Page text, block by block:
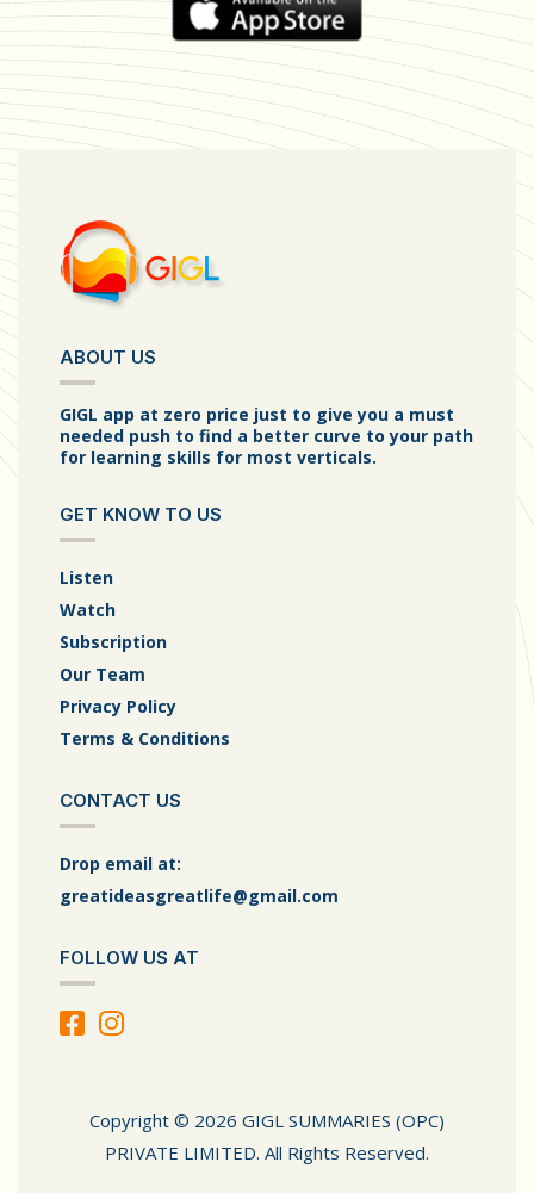
ABOUT US
GIGL app at zero price just to give you a must
needed push to find a better curve to your path
for learning skills for most verticals.
GET KNOW TO US
Listen
Watch
Subscription
Our Team
Privacy Policy
Terms & Conditions
CONTACT US
Drop email at:
greatideasgreatlife@gmail.com
FOLLOW US AT
Copyright © 2026 GIGL SUMMARIES (OPC)
PRIVATE LIMITED. All Rights Reserved.